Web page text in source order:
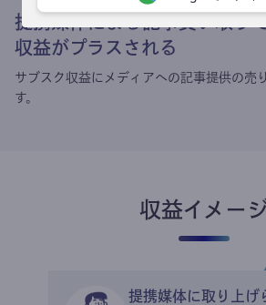
提携媒体による記事買い取りで
収益がプラスされる
サブスク収益にメディアへの記事提供の売
す。
収益イメー
提携媒体に取り上げ